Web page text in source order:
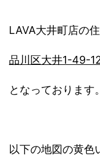
LAVA大井町店の住
品川区大井1-49-
となっております。
以下の地図の黄色